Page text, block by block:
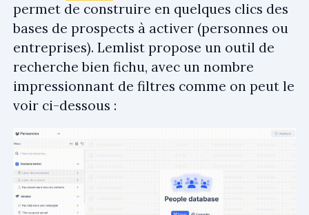
permet de construire en quelques clics des
bases de prospects à activer (personnes ou
entreprises). Lemlist propose un outil de
recherche bien fichu, avec un nombre
impressionnant de filtres comme on peut le
voir ci-dessous :